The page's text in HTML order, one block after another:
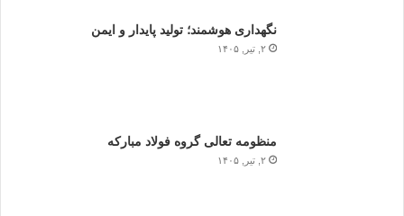
نگهداری هوشمند؛ تولید پایدار و ایمن
۲, تیر, ۱۴۰۵
منظومه تعالی گروه فولاد مبارکه
۲, تیر, ۱۴۰۵